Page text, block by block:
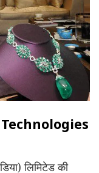
लिमिटेड की